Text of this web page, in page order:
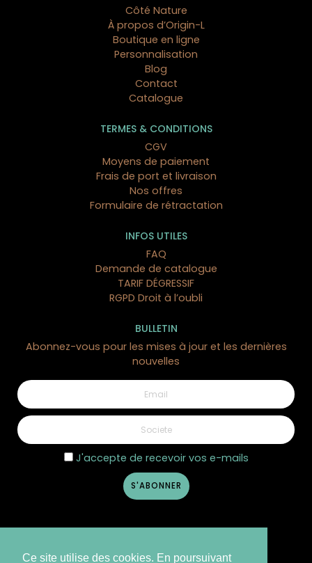
Ce site utilise des cookies. En poursuivant
Côté Nature
À propos d’Origin-L
Boutique en ligne
Personnalisation
Blog
Contact
Catalogue
TERMES & CONDITIONS
CGV
Moyens de paiement
Frais de port et livraison
Nos offres
Formulaire de rétractation
INFOS UTILES
FAQ
Demande de catalogue
TARIF DÉGRESSIF
RGPD Droit à l’oubli
BULLETIN
Abonnez-vous pour les mises à jour et les dernières
nouvelles
J'accepte de recevoir vos e-mails